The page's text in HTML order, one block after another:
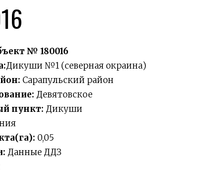
№ 180016
Дикуши №1 (северная окраина)
Сарапульский район
Девятовское
пункт: Дикуши
0,05
Данные ДДЗ